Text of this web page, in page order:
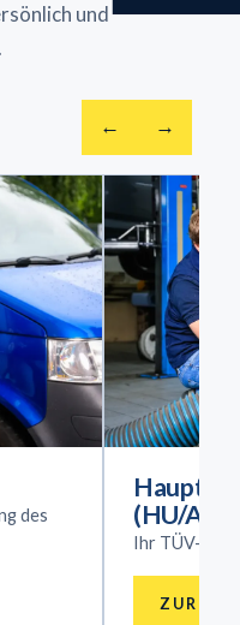
und
← →
des
Haupt-
(HU/AU)
Ihr TÜV-
ZUR